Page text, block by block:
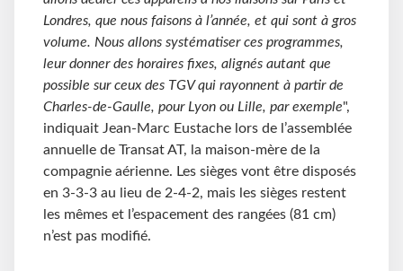
Londres, que nous faisons à l’année, et qui sont à gros
volume. Nous allons systématiser ces programmes,
leur donner des horaires fixes, alignés autant que
possible sur ceux des TGV qui rayonnent à partir de
Charles-de-Gaulle, pour Lyon ou Lille, par exemple",
indiquait Jean-Marc Eustache lors de l’assemblée
annuelle de Transat AT, la maison-mère de la
compagnie aérienne. Les sièges vont être disposés
en 3-3-3 au lieu de 2-4-2, mais les sièges restent
les mêmes et l’espacement des rangées (81 cm)
n’est pas modifié.